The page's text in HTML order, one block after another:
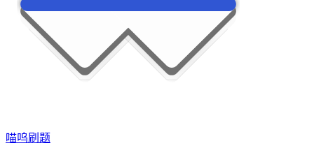
喵呜刷题